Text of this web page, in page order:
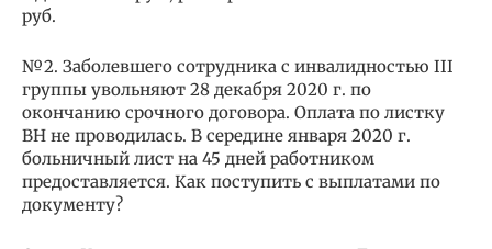
руб.
№2. Заболевшего сотрудника с инвалидностью ІІІ
группы увольняют 28 декабря 2020 г. по
окончанию срочного договора. Оплата по листку
ВН не проводилась. В середине января 2020 г.
больничный лист на 45 дней работником
предоставляется. Как поступить с выплатами по
документу?